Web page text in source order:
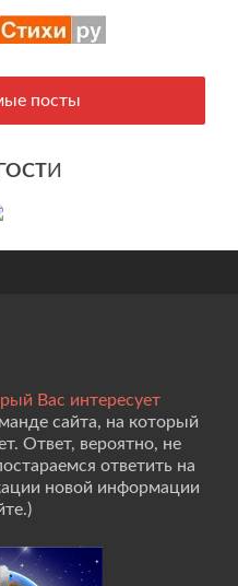
посты
И
Вас интересует
сайта, на который
Ответ, вероятно, не
ответить на
новой информации